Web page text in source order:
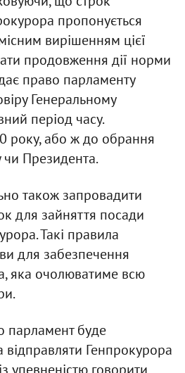
пропонується
вирішенням цієї
продовження дії норми
право парламенту
Генеральному
період часу.
року, або ж до обрання
Президента.
також запровадити
для зайняття посади
Такі правила
для забезпечення
яка очолюватиме всю
парламент буде
Генпрокурора
упевненістю говорити